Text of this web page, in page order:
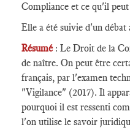
Compliance et ce qu'il
Elle a été suivie d'un débat
Résumé: Le Droit de la
de naître. On peut être
français, par l'examen
"Vigilance" (2017). Il
pourquoi il est ressenti
l'on utilise le savoir